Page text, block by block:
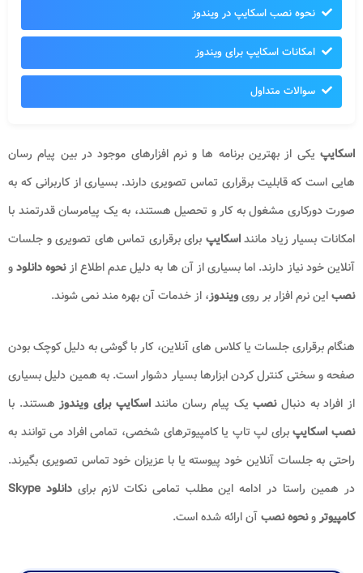
نحوه نصب اسکایپ در ویندوز
امکانات اسکایپ برای ویندوز
سوالات متداول
اسکایپ یکی از بهترین برنامه ها و نرم افزارهای موجود در بین پیام رسان
هایی است که قابلیت برقراری تماس تصویری دارند. بسیاری از کاربرانی که به
صورت دورکاری مشغول به کار و تحصیل هستند، به یک پیامرسان قدرتمند با
امکانات بسیار زیاد ماننداسکایپ برای برقراری تماس های تصویری و جلسات
آنلاین خود نیاز دارند. اما بسیاری از آن ها به دلیل عدم اطلاع ازنحوه دانلودو
نصباین نرم افزار بر رویویندوز، از خدمات آن بهره مند نمی شوند.
هنگام برقراری جلسات یا کلاس های آنلاین، کار با گوشی به دلیل کوچک بودن
صفحه و سختی کنترل کردن ابزارها بسیار دشوار است. به همین دلیل بسیاری
از افراد به دنبالنصب یک پیام رسان ماننداسکایپ برای ویندوز هستند. با
نصب اسکایپبرای لپ تاپ یا کامپیوترهای شخصی، تمامی افراد می توانند به
راحتی به جلسات آنلاین خود پیوسته یا با عزیزان خود تماس تصویری بگیرند.
در همین راستا در ادامه این مطلب تمامی نکات لازم برایدانلود Skype
کامپیوترونحوه نصبآن ارائه شده است.